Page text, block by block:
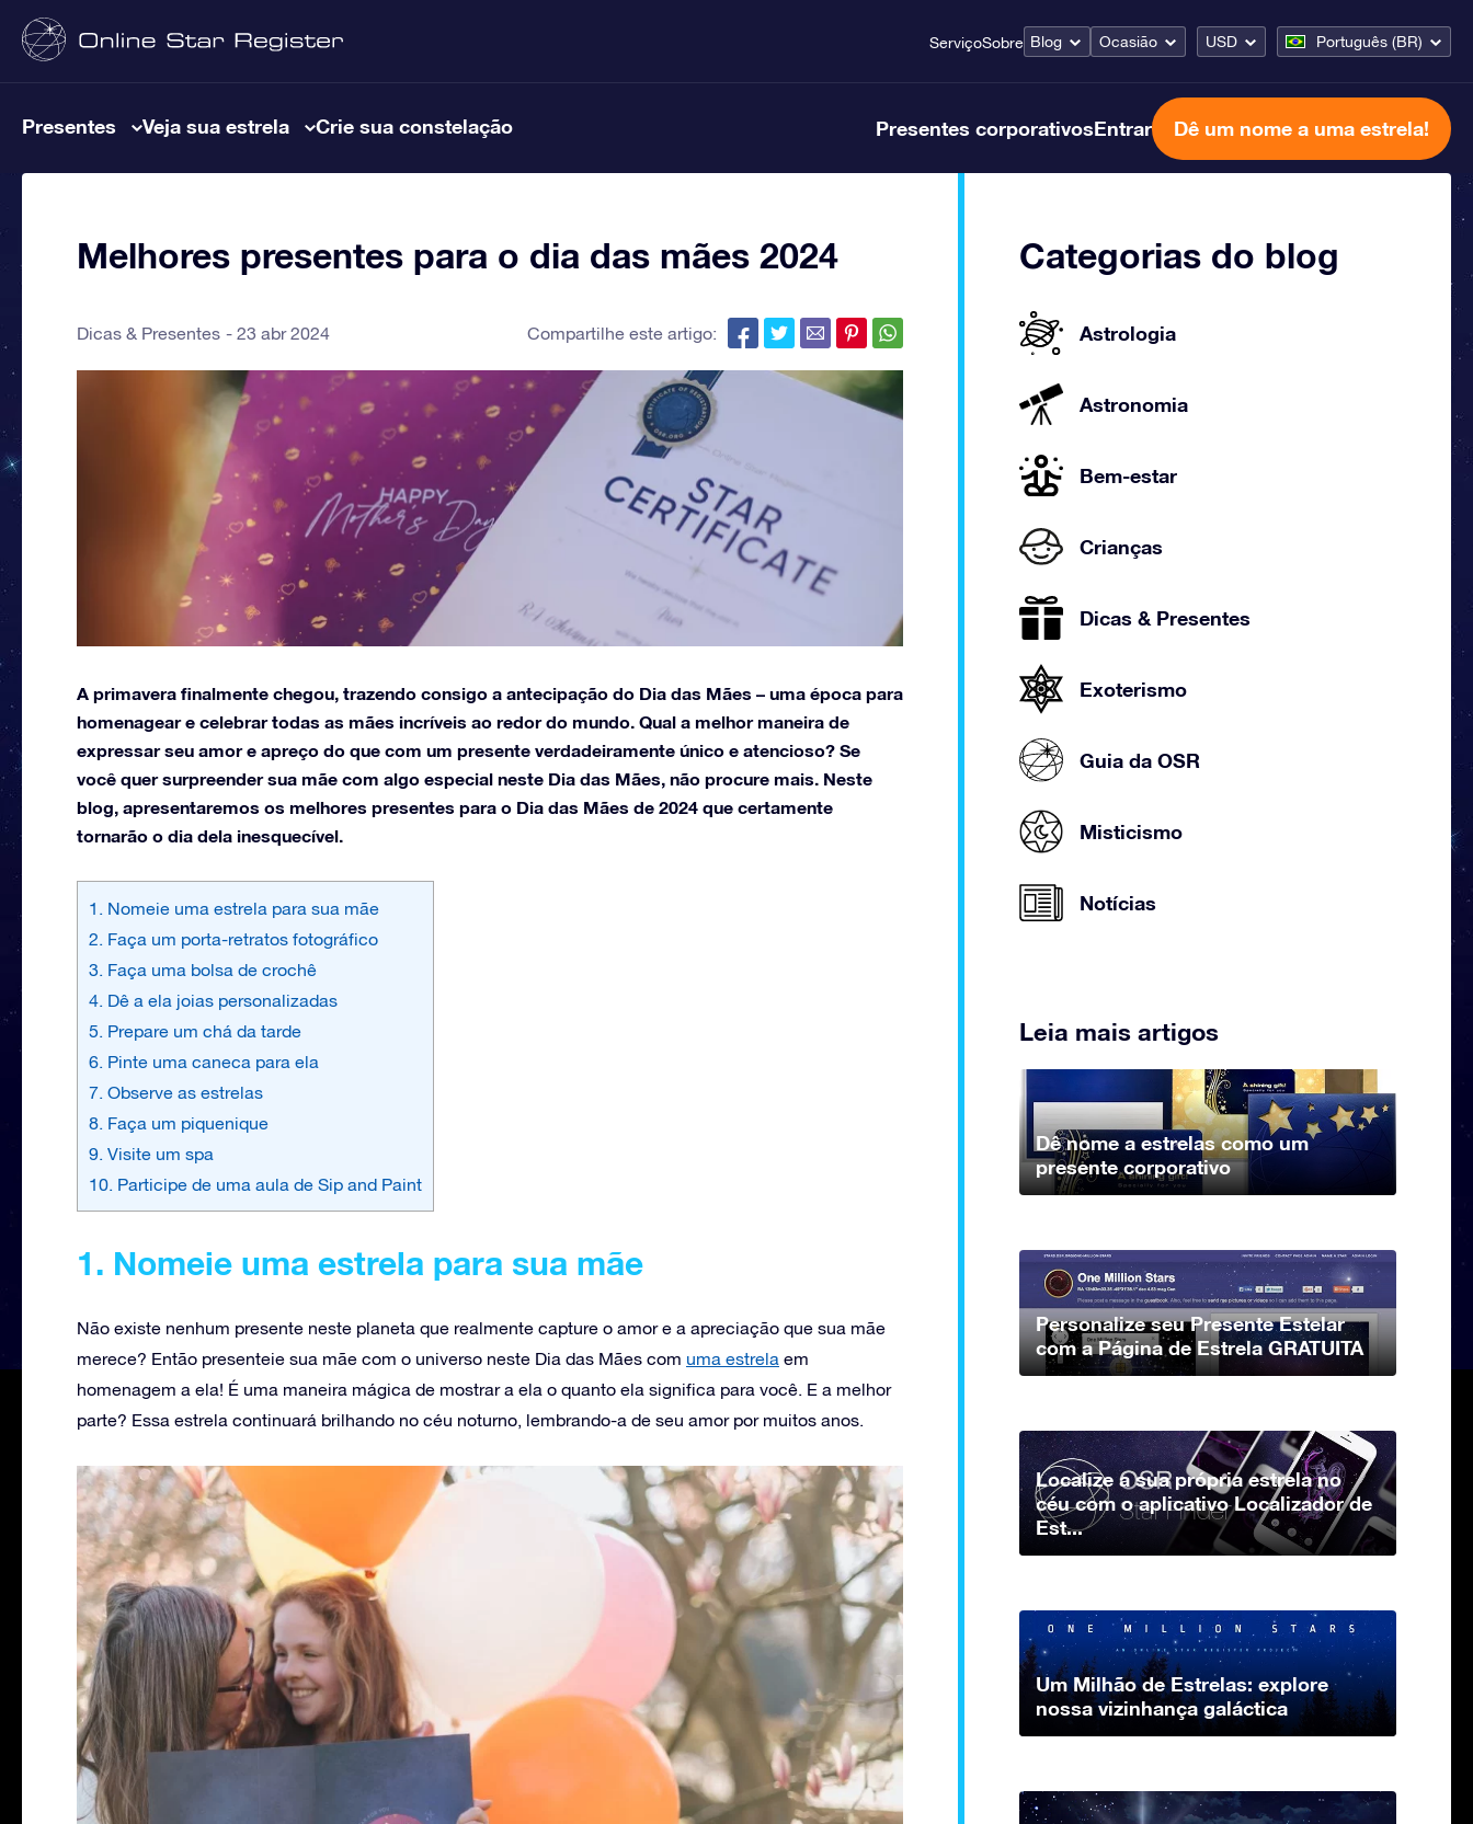
ServiçoSobre Blog Ocasião USD Português (BR)
Presentes Veja sua estrela Crie sua constelação Presentes corporativosEntrar Dê um nome a uma estrela!
Melhores presentes para o dia das mães 2024
Dicas & Presentes 23 abr 2024 Compartilhe este artigo:
A primavera finalmente chegou, trazendo consigo a antecipação do Dia das Mães – uma época para
homenagear e celebrar todas as mães incríveis ao redor do mundo. Qual a melhor maneira de
expressar seu amor e apreço do que com um presente verdadeiramente único e atencioso? Se
você quer surpreender sua mãe com algo especial neste Dia das Mães, não procure mais. Neste
blog, apresentaremos os melhores presentes para o Dia das Mães de 2024 que certamente
tornarão o dia dela inesquecível.
1. Nomeie uma estrela para sua mãe
2. Faça um porta-retratos fotográfico
3. Faça uma bolsa de crochê
4. Dê a ela joias personalizadas
5. Prepare um chá da tarde
6. Pinte uma caneca para ela
7. Observe as estrelas
8. Faça um piquenique
9. Visite um spa
10. Participe de uma aula de Sip and Paint
1. Nomeie uma estrela para sua mãe
Não existe nenhum presente neste planeta que realmente capture o amor e a apreciação que sua mãe
merece? Então presenteie sua mãe com o universo neste Dia das Mães com uma estrela em
homenagem a ela! É uma maneira mágica de mostrar a ela o quanto ela significa para você. E a melhor
parte? Essa estrela continuará brilhando no céu noturno, lembrando-a de seu amor por muitos anos.
Categorias do blog
Astrologia
Astronomia
Bem-estar
Crianças
Dicas & Presentes
Exoterismo
Guia da OSR
Misticismo
Notícias
Leia mais artigos
Dê nome a estrelas como um
presente corporativo
Personalize seu Presente Estelar
com a Página de Estrela GRATUITA
Localize a sua própria estrela no
céu com o aplicativo Localizador de
Est...
Um Milhão de Estrelas: explore
nossa vizinhança galáctica